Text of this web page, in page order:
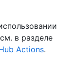
в разделе
Actions.